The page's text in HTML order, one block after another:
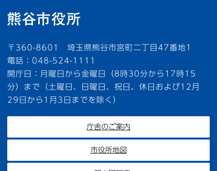
〒360-8601 埼玉県熊谷市宮町二丁目47番地1
電話：048-524-1111
開庁日：月曜日から金曜日（8時30分から17時15
分）まで（土曜日、日曜日、祝日、休日および12月
29日から1月3日までを除く）
庁舎のご案内
市役所地図